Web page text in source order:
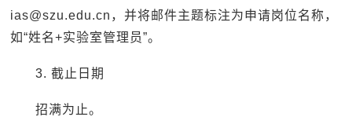
ias@szu.edu.cn，并将邮件主题标注为申请岗位名称，
如“姓名+实验室管理员”。
3. 截止日期
招满为止。